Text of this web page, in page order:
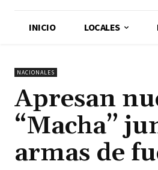
INICIO LOCALES
NACIONALES
Apresan
“Macha”
armas de